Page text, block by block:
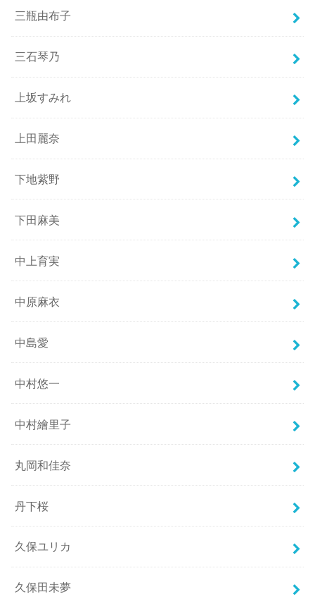
三瓶由布子
三石琴乃
上坂すみれ
上田麗奈
下地紫野
下田麻美
中上育実
中原麻衣
中島愛
中村悠一
中村繪里子
丸岡和佳奈
丹下桜
久保ユリカ
久保田未夢